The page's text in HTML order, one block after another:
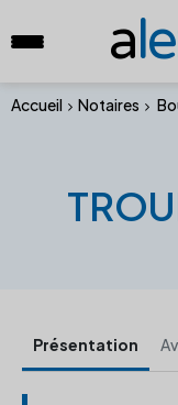
a
Accueil Notaires
Présentation